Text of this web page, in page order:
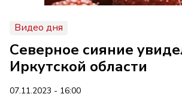
Видео дня
Северное сияние
Иркутской области
07.11.2023 - 16:00